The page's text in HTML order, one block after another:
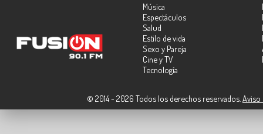
Música
Espectáculos
Salud
Estilo de vida
Sexo y Pareja
Cine y TV
Tecnología
© 2014 - 2026 Todos los derechos reservados. Aviso